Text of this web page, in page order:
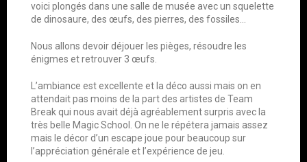
voici plongés dans une salle de musée avec un squelette
de dinosaure, des œufs, des pierres, des fossiles…
Nous allons devoir déjouer les pièges, résoudre les
énigmes et retrouver 3 œufs.
L’ambiance est excellente et la déco aussi mais on en
attendait pas moins de la part des artistes de Team
Break qui nous avait déjà agréablement surpris avec la
très belle Magic School. On ne le répétera jamais assez
mais le décor d’un escape joue pour beaucoup sur
l’appréciation générale et l’expérience de jeu.